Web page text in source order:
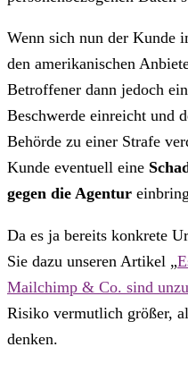
Wenn sich nun der Kunde
den amerikanischen
Betroffener dann jedoch
Beschwerde einreicht und
Behörde zu einer Strafe
Kunde eventuell eine
gegen die Agentur
Da es ja bereits konkrete
Sie dazu unseren Artikel „
Mailchimp & Co. sind
Risiko vermutlich größer,
denken.